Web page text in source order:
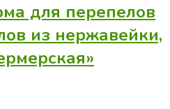
для перепелов
из нержавейки,